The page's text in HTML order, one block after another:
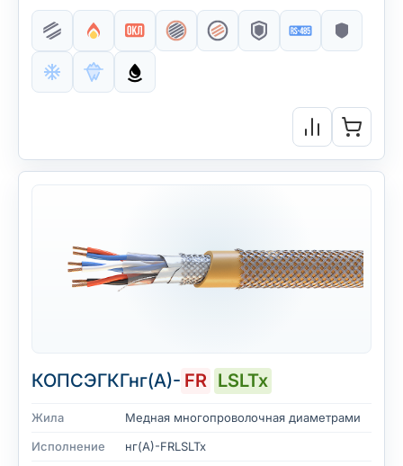
КОПСЭГКГнг(А)- FR LSLTx
Жила
Медная многопроволочная диаметрами
Исполнение
нг(А)-FRLSLTx